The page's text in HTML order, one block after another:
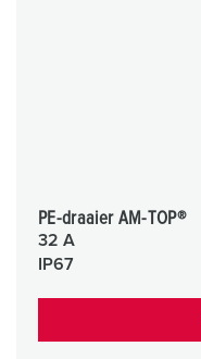
PE-draaier AM-TOP®
32 A
IP67